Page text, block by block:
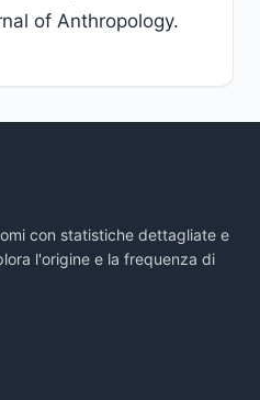
of Anthropology.
con statistiche dettagliate e
l'origine e la frequenza di